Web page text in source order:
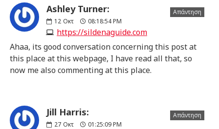
Ashley Turner:
12 Οκτ 08:18:54 PM
https://sildenaguide.com
Απάντηση
Ahaa, its good conversation concerning this post at
this place at this webpage, I have read all that, so
now me also commenting at this place.
Jill Harris:
27 Οκτ 01:25:09 PM
Απάντηση